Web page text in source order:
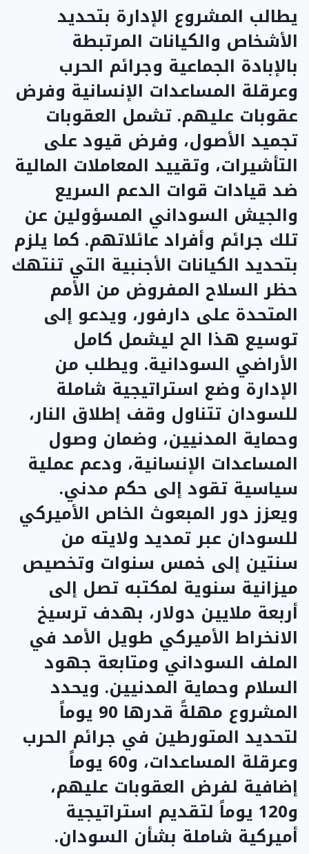
يطالب المشروع الإدارة بتحديد
الأشخاص والكيانات المرتبطة
بالإبادة الجماعية وجرائم الحرب
وعرقلة المساعدات الإنسانية وفرض
عقوبات عليهم. تشمل العقوبات
تجميد الأصول، وفرض قيود على
التأشيرات، وتقييد المعاملات المالية
ضد قيادات قوات الدعم السريع
والجيش السوداني المسؤولين عن
تلك جرائم وأفراد عائلاتهم. كما يلزم
بتحديد الكيانات الأجنبية التي تنتهك
حظر السلاح المفروض من الأمم
المتحدة على دارفور، ويدعو إلى
توسيع هذا الح ليشمل كامل
الأراضي السودانية. ويطلب من
الإدارة وضع استراتيجية شاملة
للسودان تتناول وقف إطلاق النار،
وحماية المدنيين، وضمان وصول
المساعدات الإنسانية، ودعم عملية
سياسية تقود إلى حكم مدني.
ويعزز دور المبعوث الخاص الأميركي
للسودان عبر تمديد ولايته من
سنتين إلى خمس سنوات وتخصيص
ميزانية سنوية لمكتبه تصل إلى
أربعة ملايين دولار، بهدف ترسيخ
الانخراط الأميركي طويل الأمد في
الملف السوداني ومتابعة جهود
السلام وحماية المدنيين. ويحدد
المشروع مهلةً قدرها 90 يوماً
لتحديد المتورطين في جرائم الحرب
وعرقلة المساعدات، و60 يوماً
إضافية لفرض العقوبات عليهم،
و120 يوماً لتقديم استراتيجية
أميركية شاملة بشأن السودان.